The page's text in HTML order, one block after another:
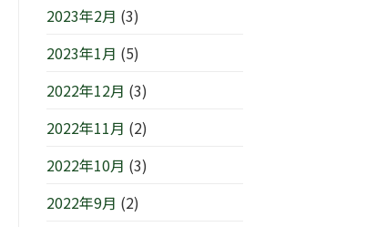
2023年2月 (3)
2023年1月 (5)
2022年12月 (3)
2022年11月 (2)
2022年10月 (3)
2022年9月 (2)